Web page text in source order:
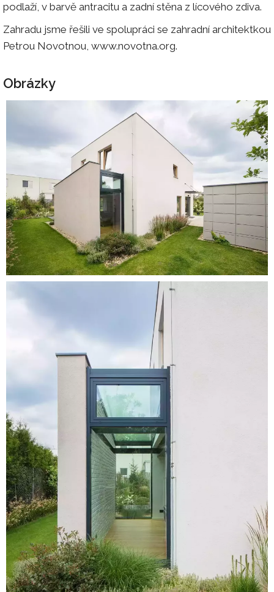
podlaží, v barvě antracitu a zadní stěna z lícového zdiva.
Zahradu jsme řešili ve spolupráci se zahradní architektkou
Petrou Novotnou, www.novotna.org.
Obrázky